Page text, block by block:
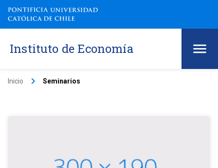
Instituto de Economía
Inicio keyboard_arrow_right Seminarios